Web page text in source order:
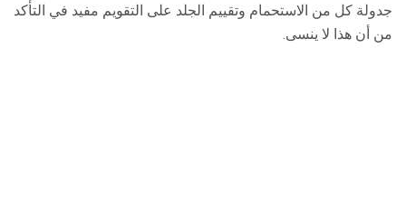
جدولة كل من الاستحمام وتقييم الجلد على التقويم مفيد في التأكد
من أن هذا لا ينسى.